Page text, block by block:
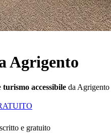
Agrigento
turismo accessibile da Agrigento
e gratuito